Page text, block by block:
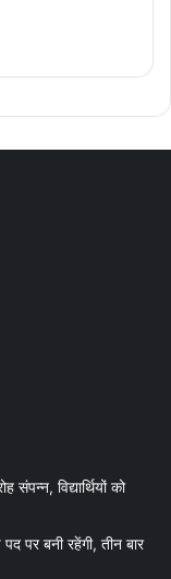
विद्यार्थियों को
पद पर बनी रहेंगी, तीन बार